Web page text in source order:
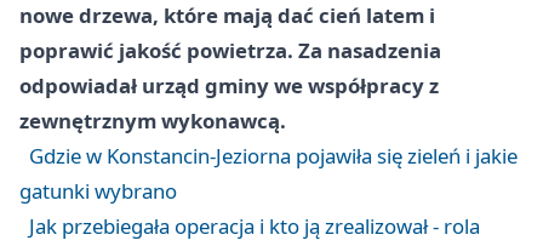
nowe drzewa, które mają dać cień latem i
poprawić jakość powietrza. Za nasadzenia
odpowiadał urząd gminy we współpracy z
zewnętrznym wykonawcą.
Gdzie w Konstancin-Jeziorna pojawiła się zieleń i jakie
gatunki wybrano
Jak przebiegała operacja i kto ją zrealizował - rola